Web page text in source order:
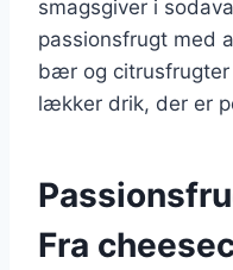
smagsgiver i
passionsfrugt med
bær og
lækker drik, der er
Fra